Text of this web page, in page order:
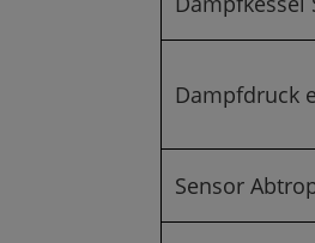
Dampfdruck
Sensor